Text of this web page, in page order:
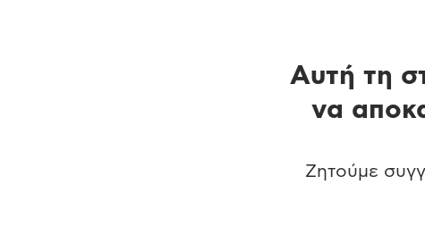
Αυτή τη
να
Ζητούμε